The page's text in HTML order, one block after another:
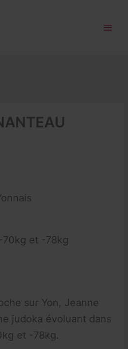
et -78kg
sur Yon, Jeanne
judoka évoluant dans
et -78kg.